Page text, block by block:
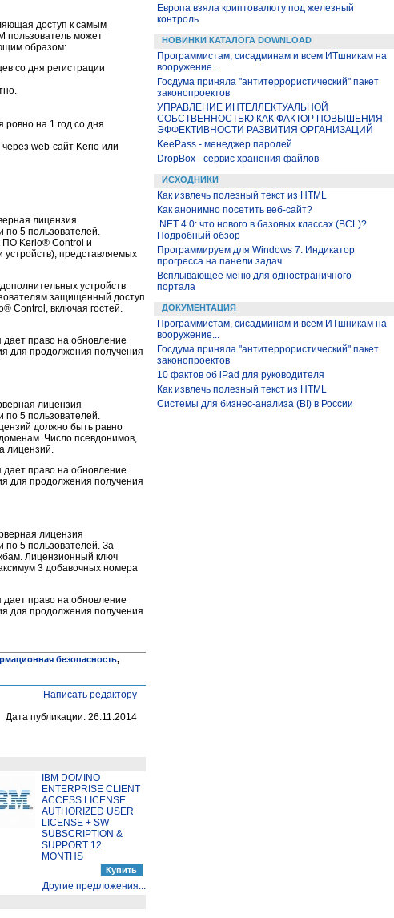
доступ к самым
пользователь может
образом:
со дня регистрации
ровно на 1 год со дня
web-сайт Kerio или
лицензия
5 пользователей.
ПО Kerio® Control и
устройств), представляемых
устройств
защищенный доступ
Control, включая гостей.
дает право на обновление
для продолжения получения
лицензия
5 пользователей.
должно быть равно
Число псевдонимов,
лицензий.
дает право на обновление
для продолжения получения
лицензия
по 5 пользователей. За
Лицензионный ключ
3 добавочных номера
дает право на обновление
для продолжения получения
безопасность,
Написать редактору
Дата публикации: 26.11.2014
IBM DOMINO
ENTERPRISE CLIENT
ACCESS LICENSE
AUTHORIZED USER
LICENSE + SW
SUBSCRIPTION &
SUPPORT 12
MONTHS
Другие предложения...
Европа взяла криптовалюту под железный
контроль
НОВИНКИ КАТАЛОГА DOWNLOAD
Программистам, сисадминам и всем ИТшникам на
вооружение...
Госдума приняла "антитеррористический" пакет
законопроектов
УПРАВЛЕНИЕ ИНТЕЛЛЕКТУАЛЬНОЙ
СОБСТВЕННОСТЬЮ КАК ФАКТОР ПОВЫШЕНИЯ
ЭФФЕКТИВНОСТИ РАЗВИТИЯ ОРГАНИЗАЦИЙ
KeePass - менеджер паролей
DropBox - сервис хранения файлов
ИСХОДНИКИ
Как извлечь полезный текст из HTML
Как анонимно посетить веб-сайт?
.NET 4.0: что нового в базовых классах (BCL)?
Подробный обзор
Программируем для Windows 7. Индикатор
прогресса на панели задач
Всплывающее меню для одностраничного
портала
ДОКУМЕНТАЦИЯ
Программистам, сисадминам и всем ИТшникам на
вооружение...
Госдума приняла "антитеррористический" пакет
законопроектов
10 фактов об iPad для руководителя
Как извлечь полезный текст из HTML
Системы для бизнес-анализа (BI) в России